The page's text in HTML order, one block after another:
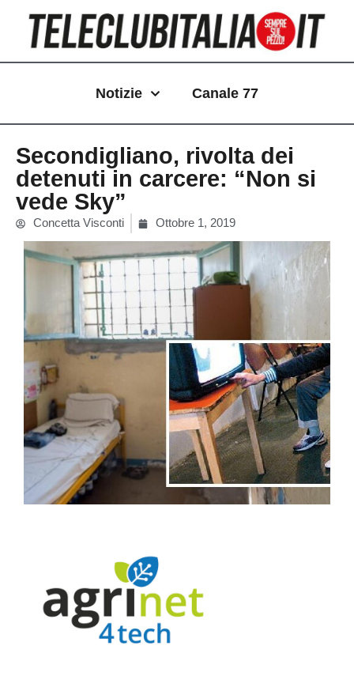
contenuto
Notizie Canale 77
Secondigliano, rivolta dei
detenuti in carcere: “Non si
vede Sky”
Concetta Visconti Ottobre 1, 2019